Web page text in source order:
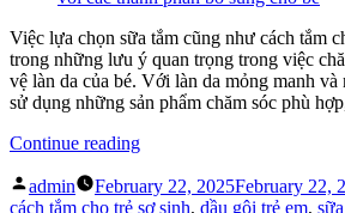
chuộng
nhất
hiện
nay
Việc lựa chọn sữa tắm cũng như cách tắm
trong những lưu ý quan trọng trong việc
vệ làn da của bé. Với làn da mỏng manh và
sử dụng những sản phẩm chăm sóc phù
Continue reading“Cách
chọn
sữa
Posted
by
admin February 22, 2025February 22,
cách tắm cho trẻ sơ sinh, dầu gội trẻ em,